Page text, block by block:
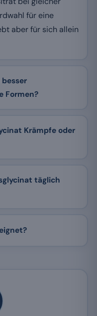
für eine
aber für sich allein
Formen?
Krämpfe oder
täglich